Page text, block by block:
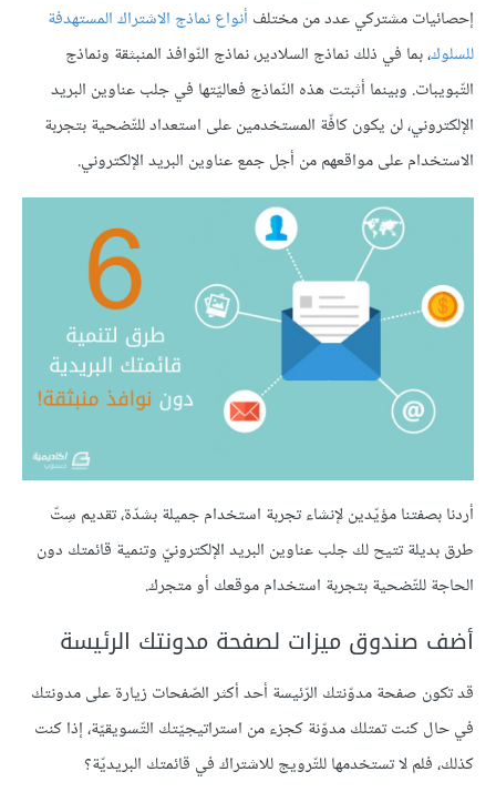
إحصائيات مشتركي عدد من مختلف أنواع نماذج الاشتراك المستهدفة
للسلوك، بما في ذلك نماذج السلادير، نماذج النّوافذ المنبثقة ونماذج
التّبويبات. وبينما أثبتت هذه النّماذج فعاليّتها في جلب عناوين البريد
الإلكتروني، لن يكون كافّة المستخدمين على استعداد للتّضحية بتجربة
الاستخدام على مواقعهم من أجل جمع عناوين البريد الإلكتروني.
أردنا بصفتنا مؤيّدين لإنشاء تجربة استخدام جميلة بشدّة، تقديم سِتّ
طرق بديلة تتيح لك جلب عناوين البريد الإلكترونيّ وتنمية قائمتك دون
الحاجة للتّضحية بتجربة استخدام موقعك أو متجرك.
أضف صندوق ميزات لصفحة مدونتك الرئيسة
قد تكون صفحة مدوّنتك الرّئيسة أحد أكثر الصّفحات زيارة على مدونتك
في حال كنت تمتلك مدوّنة كجزء من استراتيجيّتك التّسويقيّة، إذا كنت
كذلك، فلم لا تستخدمها للتّرويج للاشتراك في قائمتك البريديّة؟